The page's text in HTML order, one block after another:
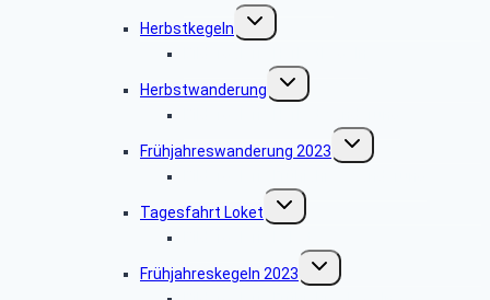
Herbstkegeln
Untermenü
umschalten
Herbstwanderung
Untermenü
umschalten
Frühjahreswanderung 2023
Untermenü
umschalten
Tagesfahrt Loket
Untermenü
umschalten
Frühjahreskegeln 2023
Untermenü
umschalten